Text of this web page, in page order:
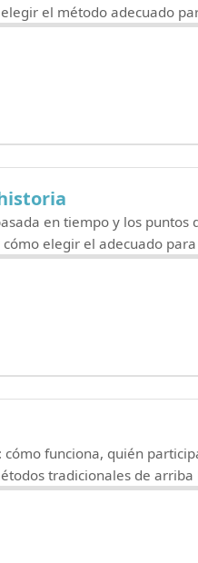
el método adecuado
en tiempo y los puntos
elegir el adecuado
funciona, quién
tradicionales de arriba